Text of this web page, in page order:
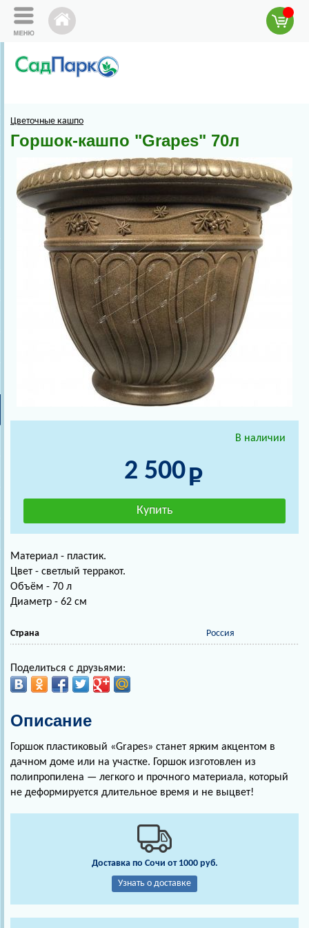
Цветочные кашпо
Горшок-кашпо "Grapes" 70л
В наличии
2 500
Материал - пластик.
Цвет - светлый терракот.
Объём - 70 л
Диаметр - 62 см
Страна Россия
Поделиться с друзьями:
Описание
Горшок пластиковый «Grapes» станет ярким акцентом в
дачном доме или на участке. Горшок изготовлен из
полипропилена — легкого и прочного материала, который
не деформируется длительное время и не выцвет!
Доставка по Сочи от 1000 руб.
Узнать о доставке